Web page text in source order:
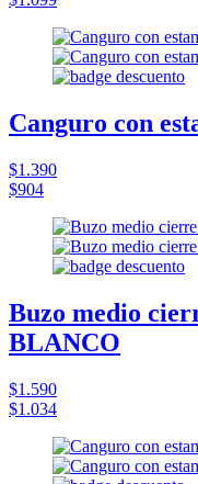
Canguro con
$1.390
$904
Buzo medio
BLANCO
$1.590
$1.034